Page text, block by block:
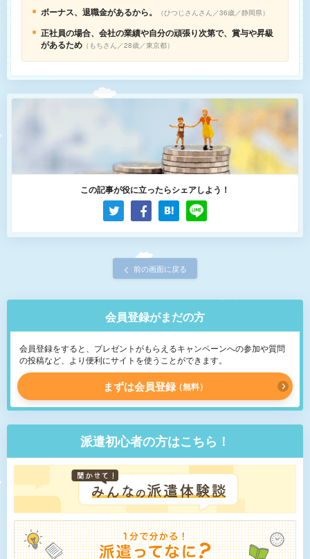
ボーナス、退職金があるから。 ひつじさんさん／36歳／静岡県
正社員の場合、会社の業績や自分の頑張り次第で、賞与や昇級
があるため
もちさん／28歳／東京都
この記事が役に立ったらシェアしよう！
前の画面に戻る
会員登録がまだの方
会員登録をすると、プレゼントがもらえるキャンペーンへの参加や質問
の投稿など、より便利にサイトを使うことができます。
まずは会員登録 無料
派遣初心者の方はこちら！